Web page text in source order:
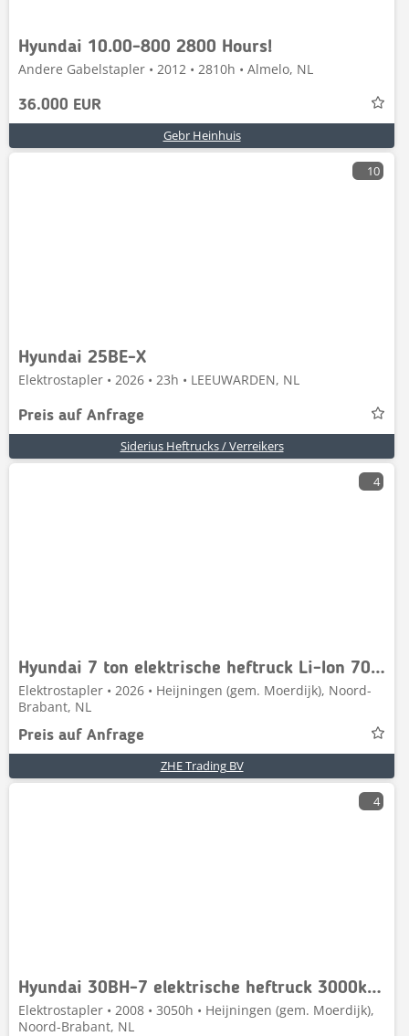
Hyundai 10.00-800 2800 Hours!
Andere Gabelstapler • 2012 • 2810h • Almelo, NL
36.000 EUR
Gebr Heinhuis
10
Hyundai 25BE-X
Elektrostapler • 2026 • 23h • LEEUWARDEN, NL
Preis auf Anfrage
Siderius Heftrucks / Verreikers
4
Hyundai 7 ton elektrische heftruck Li-Ion 7000kg 70B-X tri
Elektrostapler • 2026 • Heijningen (gem. Moerdijk), Noord-
Brabant, NL
Preis auf Anfrage
ZHE Trading BV
4
Hyundai 30BH-7 elektrische heftruck 3000kg 3ton forklift
Elektrostapler • 2008 • 3050h • Heijningen (gem. Moerdijk),
Noord-Brabant, NL